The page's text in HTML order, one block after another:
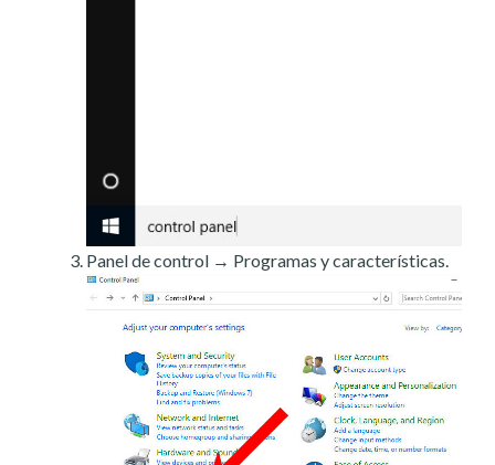
Panel de control → Programas y características.